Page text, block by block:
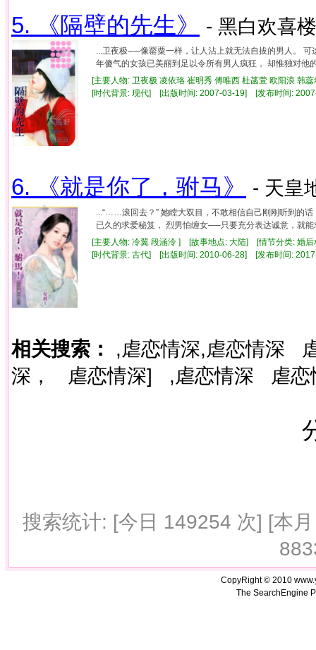
5. 《隔壁的先生》 - 黑白欢喜
...卫夜极──像罂粟一样，让人沾上就无法自拔的男人。
年傻气的女孩已美丽到足以令所有男人疯狂， 却惟独对他
[主要人物: 卫夜极 凌依珞 崔明秀 傅唯西 杜菡萱 欧阳浪
[时代背景: 现代] [出版时间: 2007-03-19] [发布时间:
6. 《就是你了，驸马》 - 天皇
...“……滚回去？” 她瞠大双目，不敢相信自己刚刚听到的
已久的求爱秘笈， 烈男怕缠女──只要充分表达诚意，就能
[主要人物: 冷翼 段涵泠 ] [故事地点: 大陆] [情节分类: 婚后
[时代背景: 古代] [出版时间: 2010-06-28] [发布时间:
相关搜索： ,虐恋情深,虐恋情深
深，
虐恋情深] ,虐恋情深 虐
搜索统计: [今日 149254 次] [本
CopyRight © 2010
The SearchEngine